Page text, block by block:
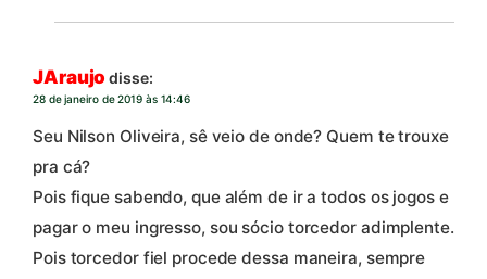
JAraujo disse:
28 de janeiro de 2019 às 14:46
Seu Nilson Oliveira, sê veio de onde? Quem te trouxe
pra cá?
Pois fique sabendo, que além de ir a todos os jogos e
pagar o meu ingresso, sou sócio torcedor adimplente.
Pois torcedor fiel procede dessa maneira, sempre